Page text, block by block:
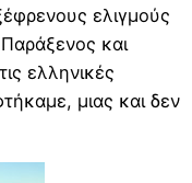
ελιγμούς
και
ελληνικές
μιας και δεν